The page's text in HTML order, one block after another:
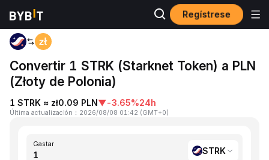
Regístrese
Inicio STRK to PLN
Convertir 1 STRK (Starknet Token) a PLN
(Złoty de Polonia)
1 STRK ≈ zł0.09 PLN▼-3.65%24h
Última actualización ： 2026/08/08 01:42 (GMT+0)
Gastar
STRK